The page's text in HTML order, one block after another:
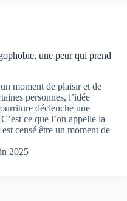
une peur qui prend
moment de plaisir et de
personnes, l’idée
déclenche une
ce que l’on appelle la
censé être un moment de
2025